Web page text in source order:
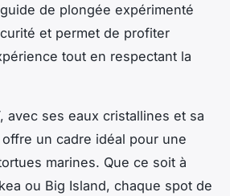
de plongée expérimenté
et permet de profiter
tout en respectant la
avec ses eaux cristallines et sa
un cadre idéal pour une
marines. Que ce soit à
ou Big Island, chaque spot de